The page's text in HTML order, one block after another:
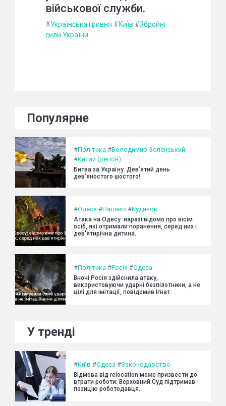
військової служби.
#Українська гривня #Київ #Збройні
сили України
Популярне
#Політика #Володимир Зеленський
#Китай (регіон)
Битва за Україну. Дев’ятий день
дев’яностого шостого!
#Одеса #Паливо #Будинок
Атака на Одесу: наразі відомо про вісім
осіб, які отримали поранення, серед них і
дев'ятирічна дитина.
#Політика #Росія #Одеса
Вночі Росія здійснила атаку,
використовуючи ударні безпілотники, а не
цілі для імітації, повідомив Ігнат.
У тренді
#Київ #Одеса #Законодавство
Відмова від relocation може призвести до
втрати роботи: Верховний Суд підтримав
позицію роботодавця.